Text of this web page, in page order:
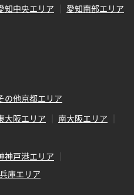
知中央エリア
愛知南部エリア
の他京都エリア
大阪エリア
南大阪エリア
神戸港エリア
庫エリア